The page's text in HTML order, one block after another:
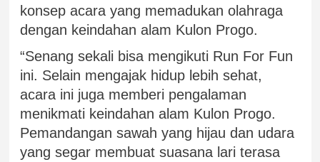
konsep acara yang memadukan olahraga
dengan keindahan alam Kulon Progo.
“Senang sekali bisa mengikuti Run For Fun
ini. Selain mengajak hidup lebih sehat,
acara ini juga memberi pengalaman
menikmati keindahan alam Kulon Progo.
Pemandangan sawah yang hijau dan udara
yang segar membuat suasana lari terasa